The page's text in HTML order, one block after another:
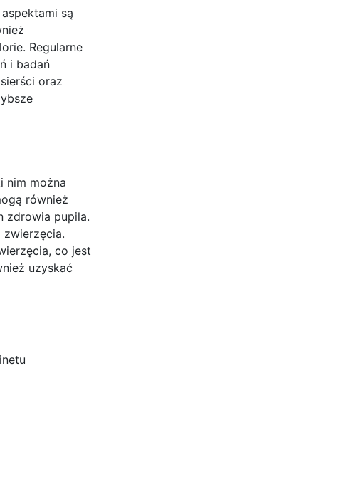
są
Regularne
i badań
oraz
nim można
również
zdrowia pupila.
co jest
uzyskać